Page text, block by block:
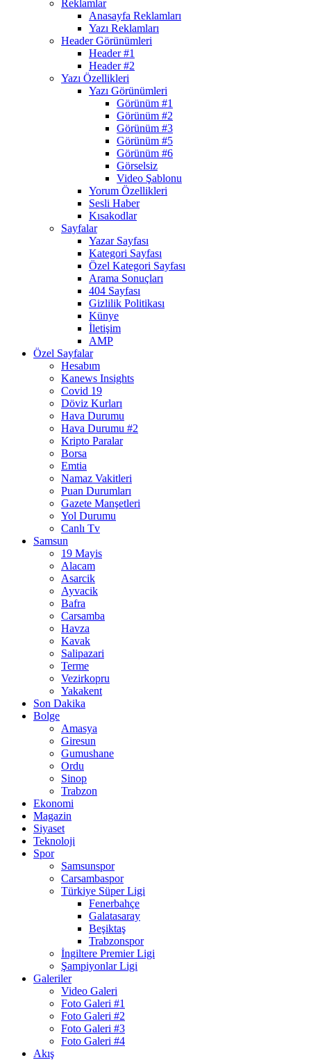
Reklamlar
Anasayfa Reklamları
Yazı Reklamları
Header Görünümleri
Header #1
Header #2
Yazı Özellikleri
Yazı Görünümleri
Görünüm #1
Görünüm #2
Görünüm #3
Görünüm #5
Görünüm #6
Görselsiz
Video Şablonu
Yorum Özellikleri
Sesli Haber
Kısakodlar
Sayfalar
Yazar Sayfası
Kategori Sayfası
Özel Kategori Sayfası
Arama Sonuçları
404 Sayfası
Gizlilik Politikası
Künye
İletişim
AMP
Özel Sayfalar
Hesabım
Kanews Insights
Covid 19
Döviz Kurları
Hava Durumu
Hava Durumu #2
Kripto Paralar
Borsa
Emtia
Namaz Vakitleri
Puan Durumları
Gazete Manşetleri
Yol Durumu
Canlı Tv
Samsun
19 Mayis
Alacam
Asarcik
Ayvacik
Bafra
Carsamba
Havza
Kavak
Salipazari
Terme
Vezirkopru
Yakakent
Son Dakika
Bolge
Amasya
Giresun
Gumushane
Ordu
Sinop
Trabzon
Ekonomi
Magazin
Siyaset
Teknoloji
Spor
Samsunspor
Carsambaspor
Türkiye Süper Ligi
Fenerbahçe
Galatasaray
Beşiktaş
Trabzonspor
İngiltere Premier Ligi
Şampiyonlar Ligi
Galeriler
Video Galeri
Foto Galeri #1
Foto Galeri #2
Foto Galeri #3
Foto Galeri #4
Akış